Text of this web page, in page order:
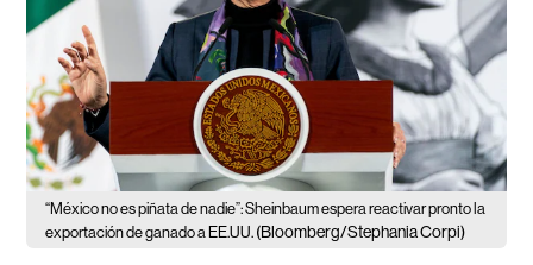
“México no es piñata de nadie”: Sheinbaum espera reactivar pronto la
exportación de ganado a EE.UU. (Bloomberg/Stephania Corpi)